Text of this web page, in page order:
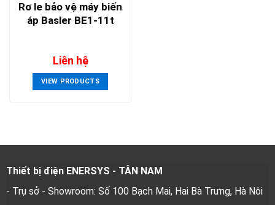
Rơ le bảo vệ máy biến
áp Basler BE1-11t
Liên hệ
VIEW PRODUCTS
Thiết bị điện ENERSYS - TÂN NAM
- Trụ sở - Showroom: Số 100 Bạch Mai, Hai Bà Trưng, Hà Nôi